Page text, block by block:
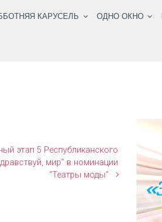
КАРУСЕЛЬ ОДНО ОКНО
этап 5 Республиканского
мир” в номинации
“Театры моды”